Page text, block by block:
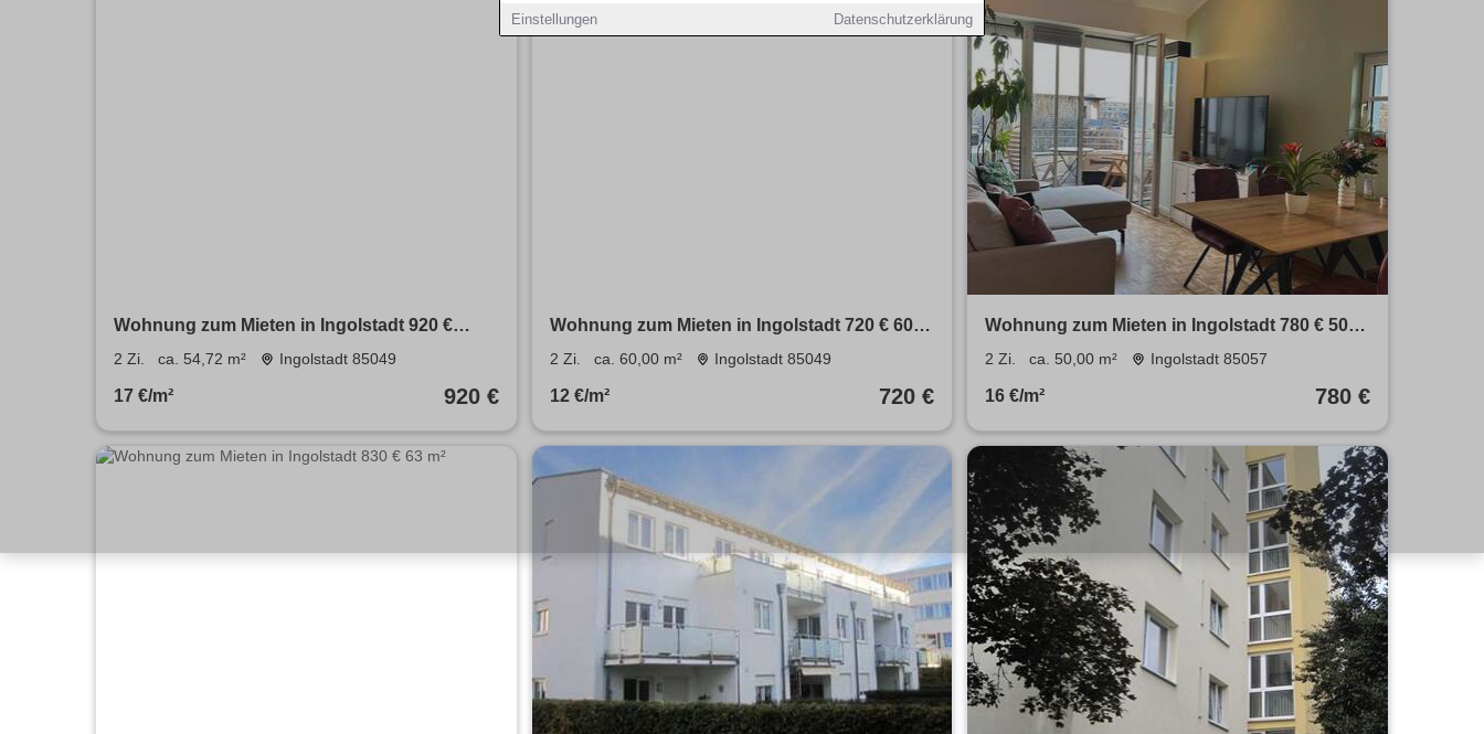
Einstellungen Datenschutzerklärung
Wohnung zum Mieten in Ingolstadt 920 €
54.72 m²
2 Zi. ca. 54,72 m² Ingolstadt 85049
17 €/m² 920 €
Wohnung zum Mieten in Ingolstadt 720 € 60
m²
2 Zi. ca. 60,00 m² Ingolstadt 85049
12 €/m² 720 €
Wohnung zum Mieten in Ingolstadt 780 € 50
m²
2 Zi. ca. 50,00 m² Ingolstadt 85057
16 €/m² 780 €